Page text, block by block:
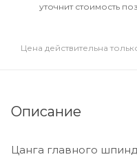
уточнит стоимость
Цена действительна
Описание
Цанга главного